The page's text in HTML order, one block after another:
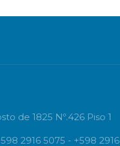
de 1825 Nº.426 Piso 1
2916 5075 - +598 2916